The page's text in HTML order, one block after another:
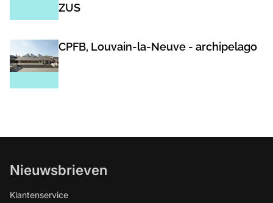
ZUS
CPFB, Louvain-la-Neuve - archipelago
Nieuwsbrieven
Klantenservice